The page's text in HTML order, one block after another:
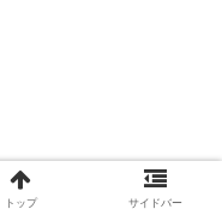
トップ サイドバー